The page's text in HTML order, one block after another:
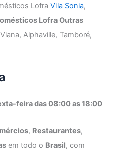
LofraVila Sonia,
Lofra Outras
Alphaville, Tamboré,
feira das 08:00 as 18:00
, Restaurantes,
em todo o Brasil, com